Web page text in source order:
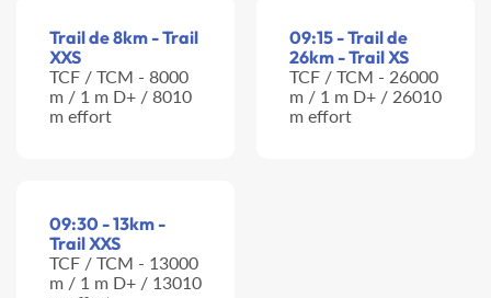
Trail de 8km - Trail
XXS
TCF / TCM - 8000
m / 1 m D+ / 8010
m effort
09:15 - Trail de
26km - Trail XS
TCF / TCM - 26000
m / 1 m D+ / 26010
m effort
09:30 - 13km -
Trail XXS
TCF / TCM - 13000
m / 1 m D+ / 13010